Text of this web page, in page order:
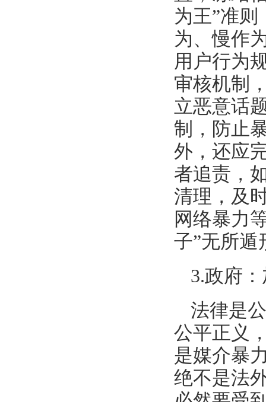
为王”准
为、慢作
用户行为
审核机制
立恶意话
制，防止
外，还应
者追责，
清理，及
网络暴力
子”无所遁
3.政府
法律是
公平正义
是媒介暴
绝不是法